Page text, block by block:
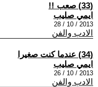
(33) صعب !!
ايمي صليب
2013 / 10 / 28
الادب والفن
(34) عندما كنت صغيرا
ايمي صليب
2013 / 10 / 26
الادب والفن